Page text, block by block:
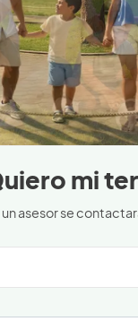
mi
asesor se